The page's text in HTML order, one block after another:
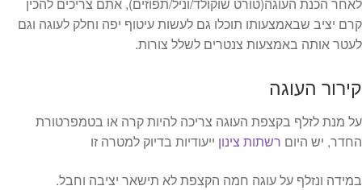
לאחר הכנת העוגה(טורט שוקולד/וניל/תפוזים), אתם צריכים להכין
קרם יציב שבאמצעותו תוכלו גם לעשות עיטוף יפה וחלק לעוגה וגם
לעטר אותה באמצעות צנטרים לשלל צורות.
קירור העוגה
על מנת לזלף בקצפת העוגה צריכה להיות קרה או בטמפרטורת
החדר, יש היום רשתות צינון ייעודיות בדיוק למטרה זו
במידה ונזלף על עוגה חמה הקצפת לא תישאר יציבה וחבל.